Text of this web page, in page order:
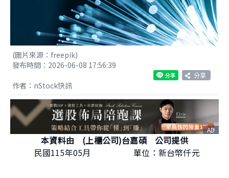
(圖片來源：freepik)
發布時間：2026-06-08 17:56:39
分享
作者：nStock快訊
AD
本資料由 (上櫃公司)台嘉碩 公司提供
民國115年05月
單位：新台幣仟元